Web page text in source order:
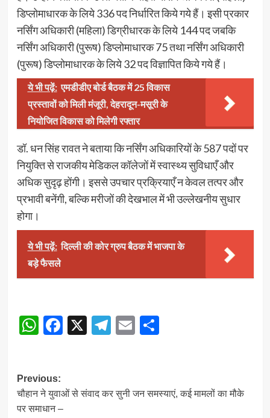
डिप्लोमाधारक के लिये 336 पद निर्धारित किये गये हैं। इसी प्रकार
नर्सिंग अधिकारी (महिला) डिग्रीधारक के लिये 144 पद जबकि
नर्सिंग अधिकारी (पुरूष) डिप्लोमाधारक 75 तथा नर्सिंग अधिकारी
(पुरूष) डिप्लोमाधारक के लिये 32 पद विज्ञापित किये गये हैं।
ये भी पढ़ें: एमडीडीए बोर्ड बैठक में 25 विकास
प्रस्तावों को मिली मंजूरी, देहरादून-मसूरी के
नियोजित विकास को मिलेगी रफ्तार
डॉ. धन सिंह रावत ने बताया कि नर्सिंग अधिकारियों के 587 पदों पर
नियुक्ति से राजकीय मेडिकल कॉलेजों में स्वास्थ्य सुविधाएँ और
अधिक सुदृढ़ होंगी। इससे उपचार प्रक्रियाएँ न केवल तत्पर और
प्रभावी बनेंगी, बल्कि मरीजों की देखभाल में भी उल्लेखनीय सुधार
होगा।
ये भी पढ़ें: दिल्ली की कोर ग्रुप बैठक में भाजपा के
बड़े फैसले
WhatsApp
Facebook
X Telegram
EmailShare
Post
navigation
Previous:
चौहान ने युवाओं से संवाद कर सुनी जन समस्याएं, कई मामलों का मौके
पर समाधान –